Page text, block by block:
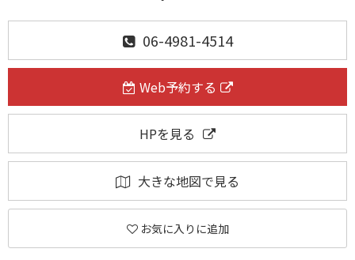
06-4981-4514
Web予約する
HPを見る
大きな地図で見る
お気に入りに追加